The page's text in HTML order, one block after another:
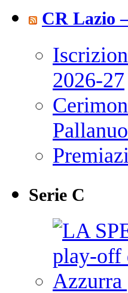
CR Lazio
2026-27
Serie C